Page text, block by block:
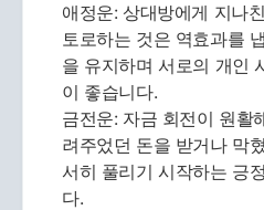
애정운: 상대방에게 지나
토로하는 것은 역효과를
을 유지하며 서로의 개인
이 좋습니다.
금전운: 자금 회전이 원활
려주었던 돈을 받거나 막
서히 풀리기 시작하는 긍
다.